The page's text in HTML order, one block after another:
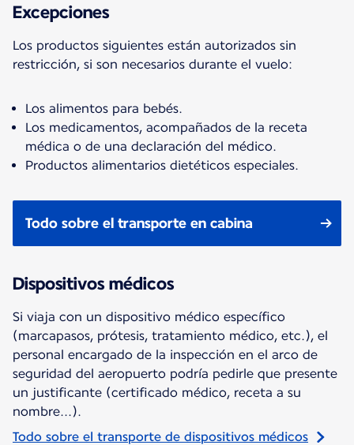
Excepciones
Los productos siguientes están autorizados sin
restricción, si son necesarios durante el vuelo:
Los alimentos para bebés.
Los medicamentos, acompañados de la receta
médica o de una declaración del médico.
Productos alimentarios dietéticos especiales.
Todo sobre el transporte en cabina
Dispositivos médicos
Si viaja con un dispositivo médico específico
(marcapasos, prótesis, tratamiento médico, etc.), el
personal encargado de la inspección en el arco de
seguridad del aeropuerto podría pedirle que presente
un justificante (certificado médico, receta a su
nombre...).
Todo sobre el transporte de dispositivos médicos